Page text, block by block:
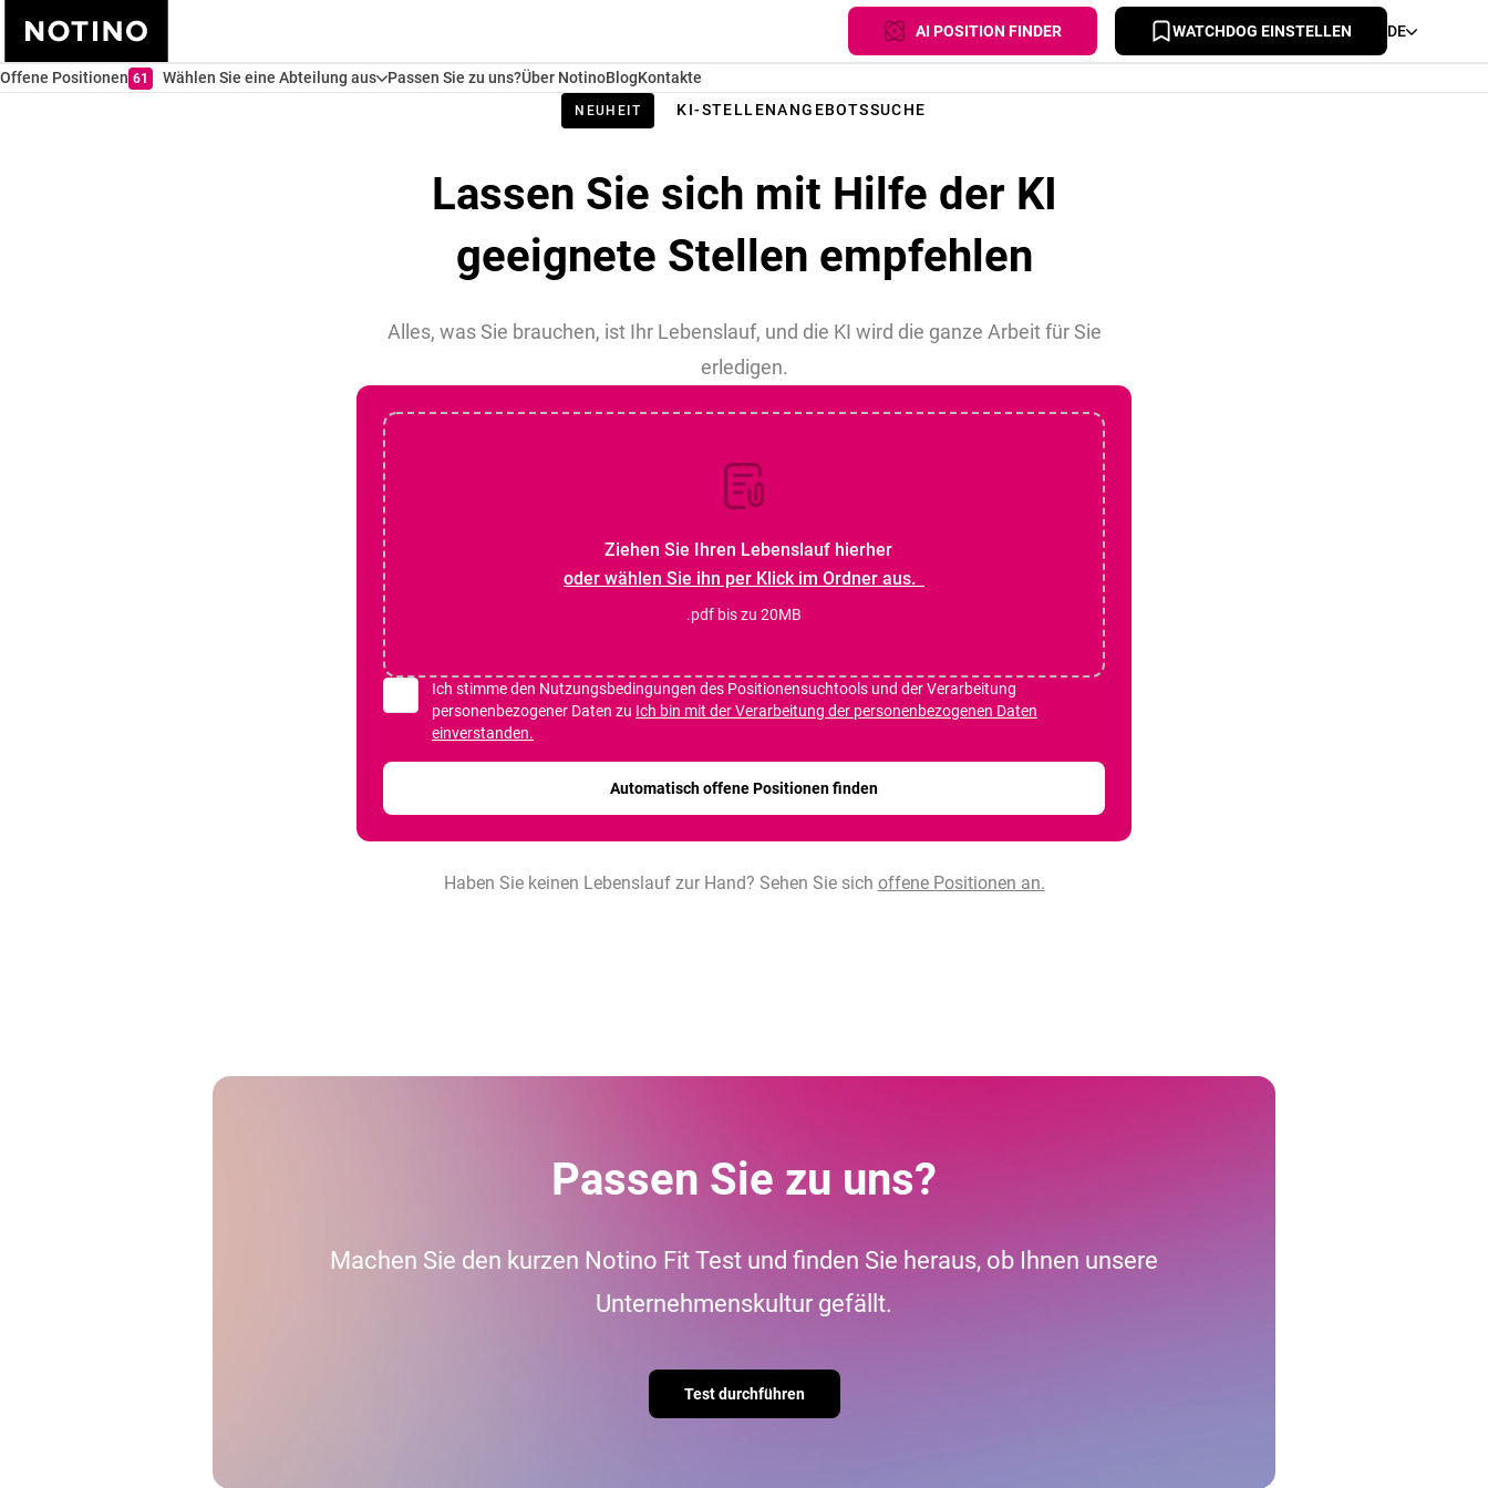
AI POSITION FINDER WATCHDOG EINSTELLEN DE
Offene Positionen 61 Wählen Sie eine Abteilung aus Passen Sie zu uns?Über NotinoBlogKontakte
NEUHEIT KI-STELLENANGEBOTSSUCHE
Lassen Sie sich mit Hilfe der KI
geeignete Stellen empfehlen
Alles, was Sie brauchen, ist Ihr Lebenslauf, und die KI wird die ganze Arbeit für Sie
erledigen.
Ziehen Sie Ihren Lebenslauf hierher
oder wählen Sie ihn per Klick im Ordner aus.
.pdf bis zu 20MB
Ich stimme den Nutzungsbedingungen des Positionensuchtools und der Verarbeitung
personenbezogener Daten zu Ich bin mit der Verarbeitung der personenbezogenen Daten
einverstanden.
Automatisch offene Positionen finden
Haben Sie keinen Lebenslauf zur Hand? Sehen Sie sich offene Positionen an.
Passen Sie zu uns?
Machen Sie den kurzen Notino Fit Test und finden Sie heraus, ob Ihnen unsere
Unternehmenskultur gefällt.
Test durchführen